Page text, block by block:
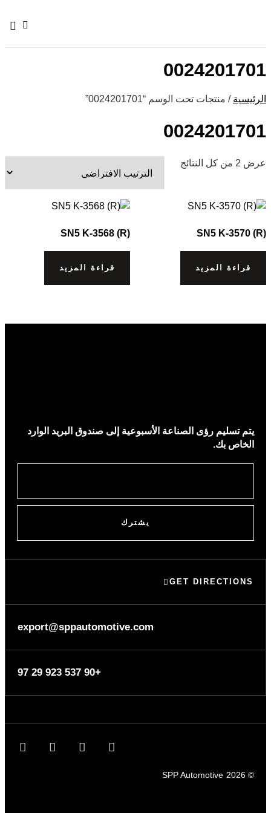
0024201701
الرئيسية / منتجات تحت الوسم “0024201701”
0024201701
عرض ⁦2⁩ من كل النتائج
SN5 K-3570 (R)
قراءة المزيد
SN5 K-3568 (R)
قراءة المزيد
يتم تسليم رؤى الصناعة الأسبوعية إلى صندوق البريد الوارد
الخاص بك.
يشترك
GET DIRECTIONS
export@sppautomotive.com
+90 537 923 29 97
© 2026
SPP Automotive